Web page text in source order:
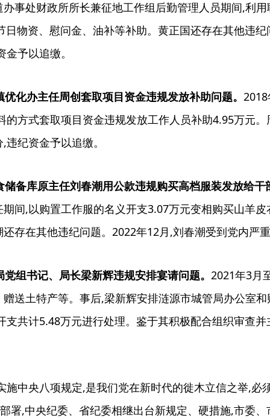
事处财政所所长兼征地工作组后勤管理人员期间,利
日物资、慰问金、油补等补助。黄正国还存在其他违
予以追缴。
化办主任周创套取项目资金违规发放补助问题。
的方式套取项目资金违规发放工作人员补助4.95万元
纪资金予以追缴。
储备库原主任刘春潮用公款违规购买高档服装发放给干
间,以购置工作服的名义开支3.07万元变相购买山羊
存在其他违纪问题。2022年12月,刘春潮受到党内严
组书记、局长梁新辉违规安排宴请问题。 2021年3月
送土特产等。事后,梁新辉安排涟源市城管局办公室
支共计5.48万元进行处理。鉴于其积极配合组织审查
施中央八项规定,是我们党在新时代的徙木立信之举,必
署,中央纪委、省纪委相继出台新规定、硬措施,市委